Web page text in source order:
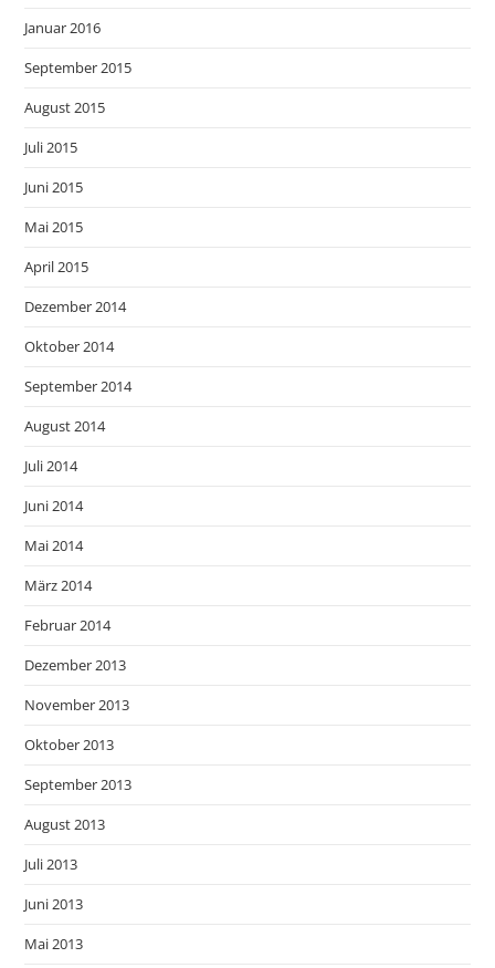
Januar 2016
September 2015
August 2015
Juli 2015
Juni 2015
Mai 2015
April 2015
Dezember 2014
Oktober 2014
September 2014
August 2014
Juli 2014
Juni 2014
Mai 2014
März 2014
Februar 2014
Dezember 2013
November 2013
Oktober 2013
September 2013
August 2013
Juli 2013
Juni 2013
Mai 2013